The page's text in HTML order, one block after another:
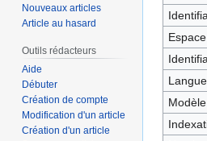
Nouveaux articles
Article au hasard
Outils rédacteurs
Aide
Débuter
Création de compte
Modification d'un article
Création d'un article